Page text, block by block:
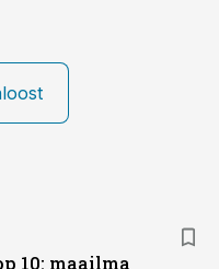
10: maailma